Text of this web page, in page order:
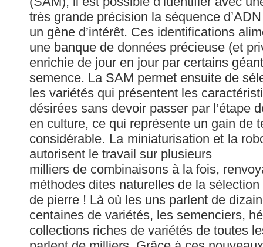
très grande précision la séquence
un gène d’intérêt. Ces identifications
une banque de données précieuse (et
enrichie de jour en jour par certains
semence. La SAM permet ensuite de
les variétés qui présentent les
désirées sans devoir passer par l’étape
en culture, ce qui représente un gain de
considérable. La miniaturisation et la
autorisent le travail sur plusieurs
milliers de combinaisons à la fois,
méthodes dites naturelles de la sélection
de pierre ! Là où les uns parlent de
centaines de variétés, les semenciers,
collections riches de variétés de toutes